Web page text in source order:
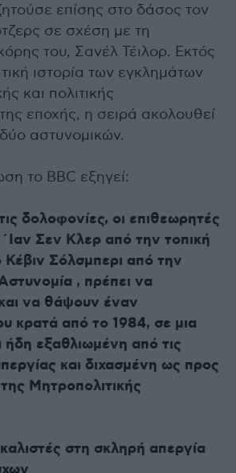
επίσης στο δάσος τον
σε σχέση με τη
του, Σανέλ Τέιλορ. Εκτός
ιστορία των εγκλημάτων
και πολιτικής
εποχής, η σειρά ακολουθεί
δύο αστυνομικών.
το BBC εξηγεί:
δολοφονίες, οι επιθεωρητές
Σεν Κλερ από την τοπική
Κέβιν Σόλσμπερι από την
, πρέπει να
να θάψουν έναν
κρατά από το 1984, σε μια
ήδη εξαθλιωμένη από τις
και διχασμένη ως προς
Μητροπολιτικής
στη σκληρή απεργία